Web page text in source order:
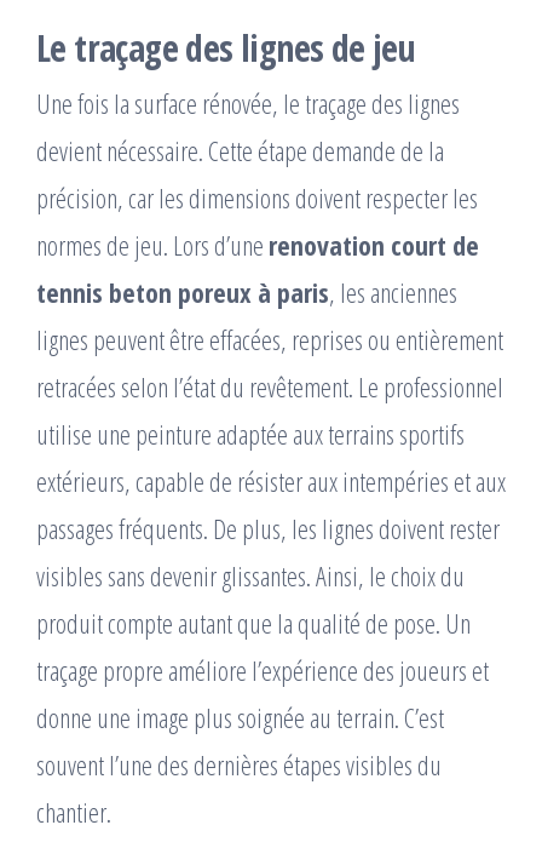
Le traçage des lignes de jeu
Une fois la surface rénovée, le traçage des lignes
devient nécessaire. Cette étape demande de la
précision, car les dimensions doivent respecter les
normes de jeu. Lors d’une renovation court de
tennis beton poreux à paris, les anciennes
lignes peuvent être effacées, reprises ou entièrement
retracées selon l’état du revêtement. Le professionnel
utilise une peinture adaptée aux terrains sportifs
extérieurs, capable de résister aux intempéries et aux
passages fréquents. De plus, les lignes doivent rester
visibles sans devenir glissantes. Ainsi, le choix du
produit compte autant que la qualité de pose. Un
traçage propre améliore l’expérience des joueurs et
donne une image plus soignée au terrain. C’est
souvent l’une des dernières étapes visibles du
chantier.